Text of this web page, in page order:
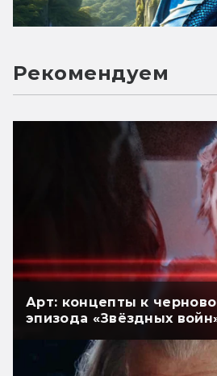
Рекомендуем
Арт: концепты к
эпизода «Звёздных